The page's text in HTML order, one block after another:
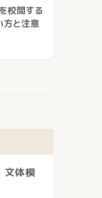
校閲する
方と注意
文体模